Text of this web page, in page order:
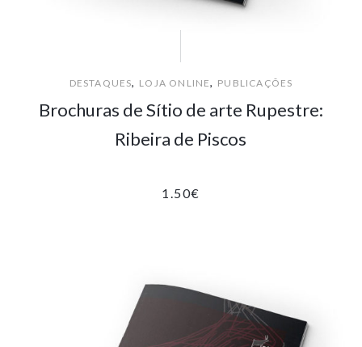
DESTAQUES, LOJA ONLINE, PUBLICAÇÕES
Brochuras de Sítio de arte Rupestre:
Ribeira de Piscos
1.50€